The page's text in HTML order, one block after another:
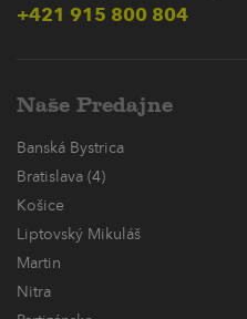
+421 915 800 804
Naše Predajne
Banská Bystrica
Bratislava (4)
Košice
Liptovský Mikuláš
Martin
Nitra